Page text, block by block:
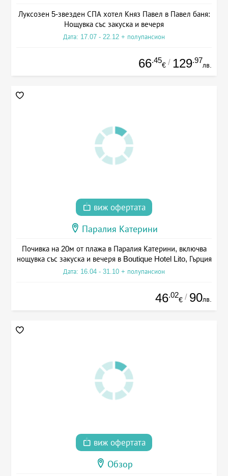
Луксозен 5-звезден СПА хотел Княз Павел в Павел баня:
Нощувка със закуска и вечеря
Дата: 17.07 - 22.12 + полупансион
66.45
€ / 129.97
лв.
виж офертата
Паралия Катерини
Почивка на 20м от плажа в Паралия Катерини, включва
нощувка със закуска и вечеря в Boutique Hotel Lito, Гърция
Дата: 16.04 - 31.10 + полупансион
46.02
€ / 90лв.
виж офертата
Обзор